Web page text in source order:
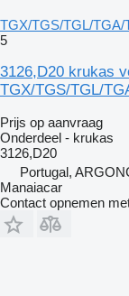
TGX/TGS/TGL/
5
3126,D20 krukas
TGX/TGS/TGL/
Prijs op aanvraag
Onderdeel - krukas
3126,D20
Portugal,
Manaiacar
Contact opnemen